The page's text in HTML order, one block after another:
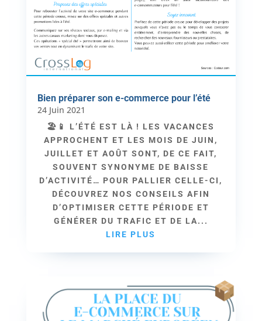
Bien préparer son e-commerce pour l’été
24 Juin 2021
🏖📱 L’ÉTÉ EST LÀ ! LES VACANCES
APPROCHENT ET LES MOIS DE JUIN,
JUILLET ET AOÛT SONT, DE CE FAIT,
SOUVENT SYNONYME DE BAISSE
D’ACTIVITÉ… POUR PALLIER CELLE-CI,
DÉCOUVREZ NOS CONSEILS AFIN
D’OPTIMISER CETTE PÉRIODE ET
GÉNÉRER DU TRAFIC ET DE LA...
LIRE PLUS